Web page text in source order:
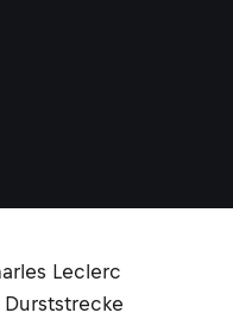
Leclerc